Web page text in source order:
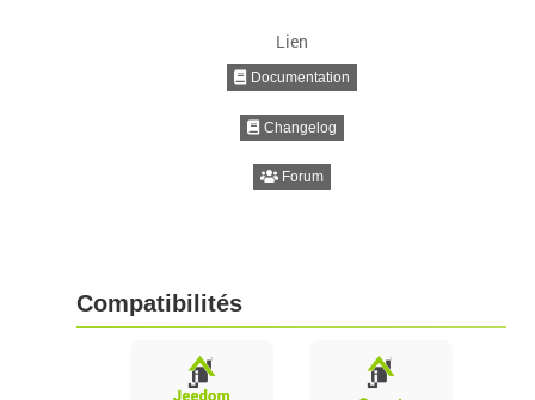
Lien
Documentation
Changelog
Forum
Compatibilités